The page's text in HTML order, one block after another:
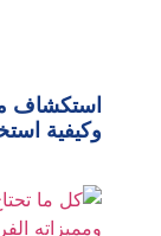
وكيفية